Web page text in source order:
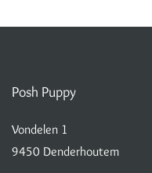
Posh Puppy
Vondelen 1
9450 Denderhoutem